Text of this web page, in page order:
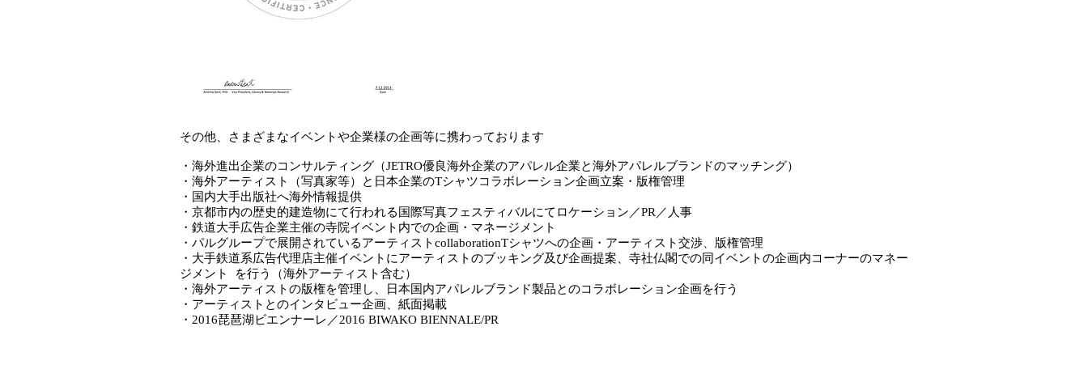
その他、さまざまなイベントや企業様の企画等に携わっております
・海外進出企業のコンサルティング（JETRO優良海外企業のアパレル企業と海外アパレルブランドのマッチング）
・海外アーティスト（写真家等）と日本企業のTシャツコラボレーション企画立案・版権管理
・国内大手出版社へ海外情報提供
・京都市内の歴史的建造物にて行われる国際写真フェスティバルにてロケーション／PR／人事
・鉄道大手広告企業主催の寺院イベント内での企画・マネージメント
・パルグループで展開されているアーティストcollaborationTシャツへの企画・アーティスト交渉、版権管理
・大手鉄道系広告代理店主催イベントにアーティストのブッキング及び企画提案、寺社仏閣での同イベントの企画内コーナーのマネー
ジメント を行う（海外アーティスト含む）
​・海外アーティストの版権を管理し、日本国内アパレルブランド製品とのコラボレーション企画を行う
​・アーティストとのインタビュー企画、紙面掲載
・2016琵琶湖ビエンナーレ／2016 BIWAKO BIENNALE/PR